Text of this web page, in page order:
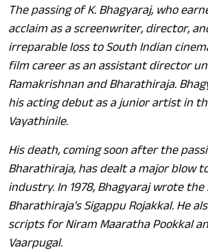
The passing of K. Bhagyaraj, who
acclaim as a screenwriter, director,
irreparable loss to South Indian
film career as an assistant director
Ramakrishnan and Bharathiraja.
his acting debut as a junior artist in
Vayathinile.
His death, coming soon after the
Bharathiraja, has dealt a major blow
industry. In 1978, Bhagyaraj wrote
Bharathiraja'sSigappu Rojakkal. He
scripts forNiram Maaratha Pookkal
Vaarpugal.